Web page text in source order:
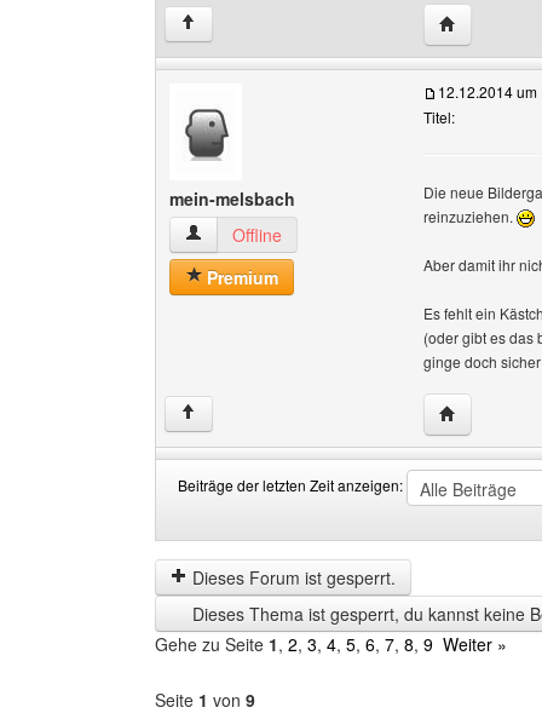
↑ Website
mein-melsbach
mein-melsbach Benutzer-Profile anzeigen
Offline
Premium
12.12.2014 um
Titel:
Die neue
reinzuziehen.
Aber damit ihr
Es fehlt ein
(oder gibt es das
ginge doch
↑ Website
Beiträge der letzten Zeit anzeigen:
der
letzten
Zeit
anzeigen
by
Dieses Forum ist gesperrt.
Dieses Thema ist gesperrt, du kannst keine
Gehe zu Seite 1, 2, 3, 4, 5, 6, 7, 8, 9 Weiter »
Seite 1 von 9